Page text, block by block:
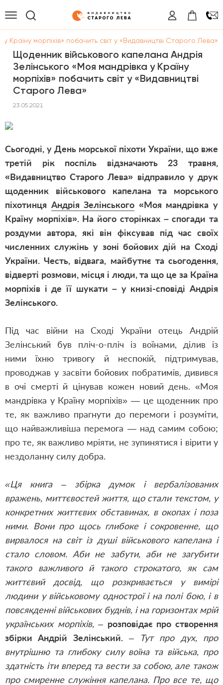
морпіхів» побачить світ у «Видавництві Старого Лева»
Щоденник військового капелана Андрія
Зелінського «Моя мандрiвка у Країну
морпіхів» побачить світ у «Видавництві
Старого Лева»
23.05.2021
Сьогодні, у День морської піхоти України, що вже
третій рік поспіль відзначають 23 травня,
«Видавництво Старого Лева» відправило у друк
щоденник військового капелана та морського
піхотинця Андрія Зелінського «Моя мандрiвка у
Країну морпіхів». На його сторінках – спогади та
роздуми автора, які він фіксував під час своїх
численних служінь у зоні бойових дій на Сході
України. Честь, відвага, майбутнє та сьогодення,
відверті розмови, місця і люди, та що це за Країна
морпіхів і де її шукати – у книзі-сповіді Андрія
Зелінського.
Під час війни на Сході України отець Андрій
Зелінський був пліч-о-пліч із воїнами, ділив із
ними їхню тривогу й неспокій, підтримував,
проводжав у засвіти бойових побратимів, дивився
в очі смерті й цінував кожен новий день. «Моя
мандрівка у Країну морпіхів» — це щоденник про
те, як важливо прагнути до перемоги і розуміти,
що найважливіша перемога — над самим собою;
про те, як важливо мріяти, не зупинятися і вірити у
нездоланну силу добра.
«Ця книга – збірка думок і вербалізованих
вражень, миттєвостей життя, що стали текстом, у
конкретних життєвих обставинах, в окопах і поза
ними. Вони про щось глибоке і сокровенне, що
вирвалося на світ із душі військового капелана і
стало словом. Аби не забути, аби не загубити
такого важливого й такого строкатого, як сам
життєвий досвід, що розкривається у вимірі
людини у військовому однострої і на полі бою, і в
повсякденні військових буднів, і на горизонтах мрій
українських морпіхів, – розповідає про створення
збірки Андрій Зелінський.– Тут про дух, про
внутрішню та глибоку силу воїна та війська, про
здатність іти вперед та вести за собою, але також
про смиренне служіння капелана. Про все те, що